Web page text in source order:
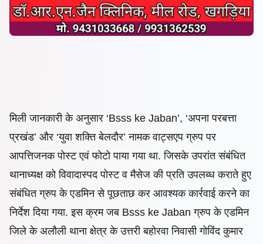
मिली जानकारी के अनुसार ‘Bsss ke Jaban’, ‘अपना परबत्ता
प्रखंड’ और ‘युवा शक्ति बेलदौर’ नामक वाट्सएप ग्रुप पर
आपत्तिजनक पोस्ट एवं फोटो पाया गया था. जिसके उपरांत संबंधित
थानाध्यक्ष को विवादास्पद पोस्ट व मैसेज की प्रति उपलब्ध कराते हुए
संबंधित ग्रुप के एडमिन से पूछताछ कर आवश्यक कार्रवाई करने का
निर्देश दिया गया. इस क्रम जब Bsss ke Jaban ग्रुप के एडमिन
जिले के अलौली थाना क्षेत्र के उत्तरी बहोरवा निवासी गोविंद कुमार